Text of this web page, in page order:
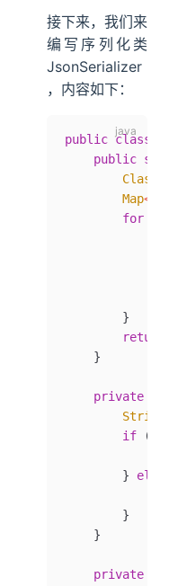
接下来，我们来
编写序列化类
JsonSerializer
，内容如下：
public class
    public
        Class
        Map
<
        for
        }
        return
    }
    private
        String
        if
(
        }
else
        }
    }
    private